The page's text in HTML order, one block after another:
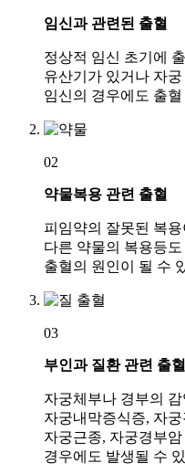
임신과 관련된 출혈
정상적 임신 초기에
유산기가 있거나 자
임신의 경우에도 출
02
약물복용 관련 출혈
피임약의 잘못된 복
다른 약물의 복용등도
출혈의 원인이 될 수
03
부인과 질환 관련 출혈
자궁체부나 경부의
자궁내막증식증, 자
자궁근종, 자궁경부암
경우에도 발생될 수